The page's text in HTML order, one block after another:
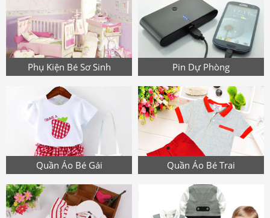
Phụ Kiện Bé Sơ Sinh Pin Dự Phòng
Quần Áo Bé Gái Quần Áo Bé Trai